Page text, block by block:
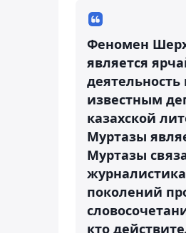
Феномен
является
известным
казахской
Муртазы
Муртазы
поколений
кто